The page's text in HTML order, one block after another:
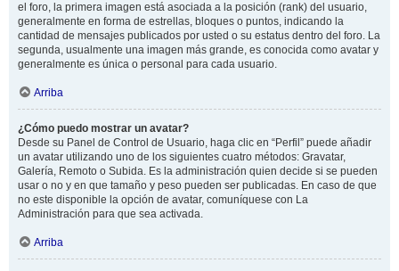
el foro, la primera imagen está asociada a la posición (rank) del usuario,
generalmente en forma de estrellas, bloques o puntos, indicando la
cantidad de mensajes publicados por usted o su estatus dentro del foro. La
segunda, usualmente una imagen más grande, es conocida como avatar y
generalmente es única o personal para cada usuario.
Arriba
¿Cómo puedo mostrar un avatar?
Desde su Panel de Control de Usuario, haga clic en “Perfil” puede añadir
un avatar utilizando uno de los siguientes cuatro métodos: Gravatar,
Galería, Remoto o Subida. Es la administración quien decide si se pueden
usar o no y en que tamaño y peso pueden ser publicadas. En caso de que
no este disponible la opción de avatar, comuníquese con La
Administración para que sea activada.
Arriba